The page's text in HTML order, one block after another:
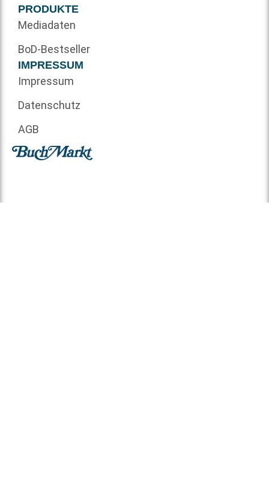
PRODUKTE
Mediadaten
BoD-Bestseller
IMPRESSUM
Impressum
Datenschutz
AGB